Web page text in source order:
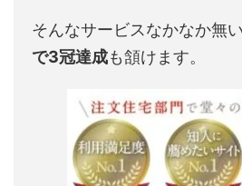
そんなサービスなかなか無
で3冠達成も頷けます。